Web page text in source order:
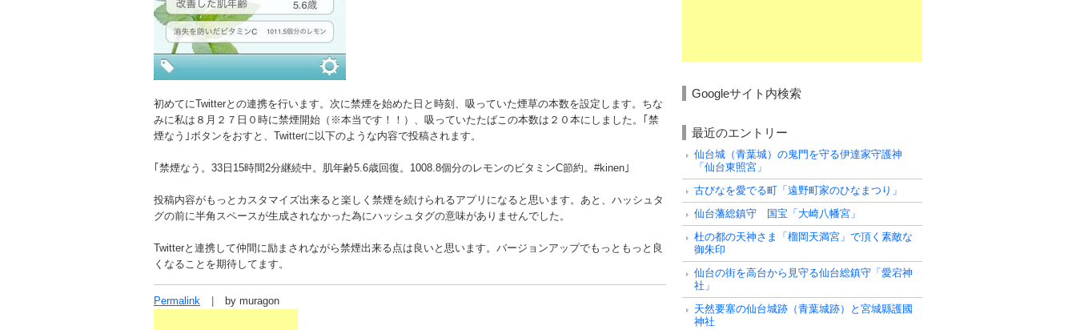
初めてにTwitterとの連携を行います。次に禁煙を始めた日と時刻、吸っていた煙草の本数を設定します。ちな
みに私は８月２７日０時に禁煙開始（※本当です！！）、吸っていたたばこの本数は２０本にしました。｢禁
煙なう｣ボタンをおすと、Twitterに以下のような内容で投稿されます。
｢禁煙なう。33日15時間2分継続中。肌年齢5.6歳回復。1008.8個分のレモンのビタミンC節約。#kinen｣
投稿内容がもっとカスタマイズ出来ると楽しく禁煙を続けられるアプリになると思います。あと、ハッシュタ
グの前に半角スペースが生成されなかった為にハッシュタグの意味がありませんでした。
Twitterと連携して仲間に励まされながら禁煙出来る点は良いと思います。バージョンアップでもっともっと良
くなることを期待してます。
Permalink by muragon
Googleサイト内検索
最近のエントリー
仙台城（青葉城）の鬼門を守る伊達家守護神
「仙台東照宮」
古びなを愛でる町「遠野町家のひなまつり」
仙台藩総鎮守 国宝「大崎八幡宮」
杜の都の天神さま「榴岡天満宮」で頂く素敵な
御朱印
仙台の街を高台から見守る仙台総鎮守「愛宕神
社」
天然要塞の仙台城跡（青葉城跡）と宮城縣護國
神社